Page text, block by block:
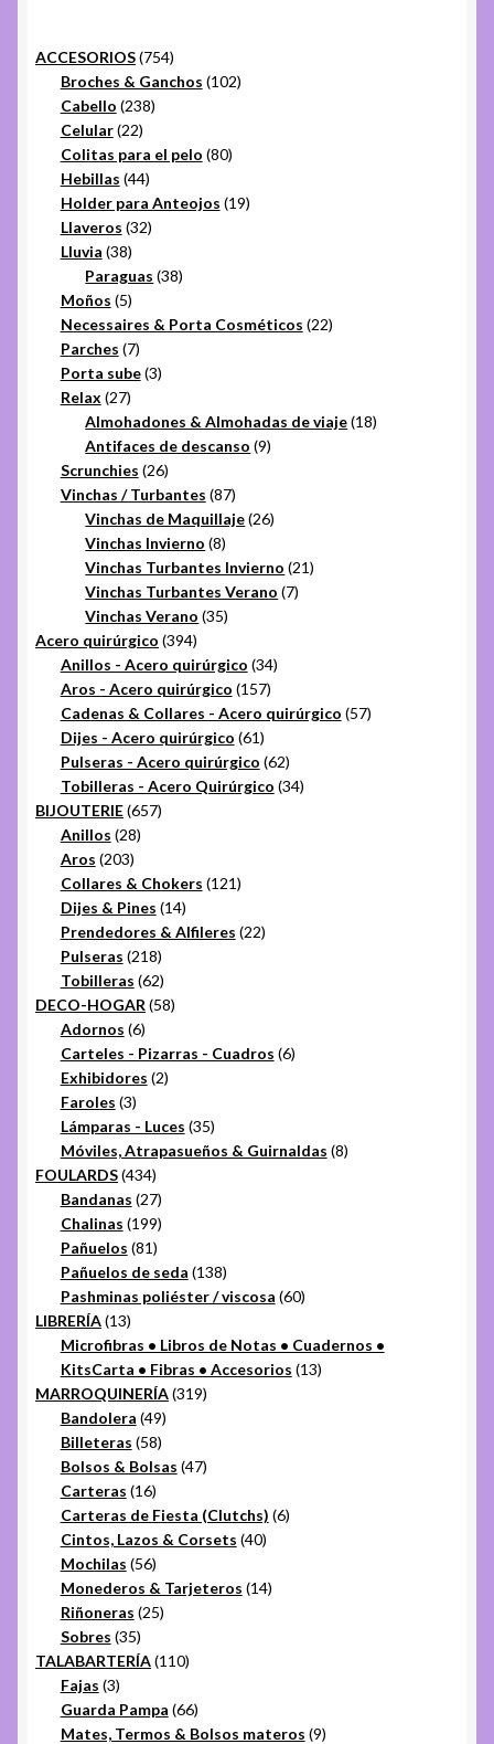
ACCESORIOS 754754
productos
Broches & Ganchos 102102
Cabello 238238
Celular 2222
productos
Colitas para el pelo 8080
Hebillas 4444
productos
Holder para Anteojos 1919
Llaveros 3232
Lluvia 3838
productos
Paraguas 3838
Moños 55
productos
Necessaires & Porta Cosméticos 2222
Parches 77
productos
Porta sube 33
Relax 2727
productos
Almohadones & Almohadas de viaje 1818
Antifaces de descanso 99
Scrunchies 2626
productos
Vinchas / Turbantes 8787
productos
Vinchas de Maquillaje 2626
Vinchas Invierno 88
productos
Vinchas Turbantes Invierno 2121
Vinchas Turbantes Verano 77
Vinchas Verano 3535
Acero quirúrgico 394394
productos
Anillos - Acero quirúrgico 3434
Aros - Acero quirúrgico 157157
productos
Cadenas & Collares - Acero quirúrgico 5757
Dijes - Acero quirúrgico 6161
productos
Pulseras - Acero quirúrgico 6262
productos
Tobilleras - Acero Quirúrgico 3434
BIJOUTERIE 657657
Anillos 2828
Aros 203203
productos
Collares & Chokers 121121
Dijes & Pines 1414
productos
Prendedores & Alfileres 2222
Pulseras 218218
productos
Tobilleras 6262
productos
DECO-HOGAR 5858
Adornos 66
productos
Carteles - Pizarras - Cuadros 66
Exhibidores 22
Faroles 33
productos
Lámparas - Luces 3535
productos
Móviles, Atrapasueños & Guirnaldas 88
FOULARDS 434434
productos
Bandanas 2727
productos
Chalinas 199199
productos
Pañuelos 8181
productos
Pañuelos de seda 138138
productos
Pashminas poliéster / viscosa 6060
LIBRERÍA 1313
productos
Microfibras • Libros de Notas • Cuadernos •
KitsCarta • Fibras • Accesorios 1313
MARROQUINERÍA 319319
Bandolera 4949
productos
Billeteras 5858
productos
Bolsos & Bolsas 4747
Carteras 1616
productos
Carteras de Fiesta (Clutchs) 66
Cintos, Lazos & Corsets 4040
Mochilas 5656
productos
Monederos & Tarjeteros 1414
Riñoneras 2525
Sobres 3535
productos
TALABARTERÍA 110110
Fajas 33
productos
Guarda Pampa 6666
productos
Mates, Termos & Bolsos materos 99